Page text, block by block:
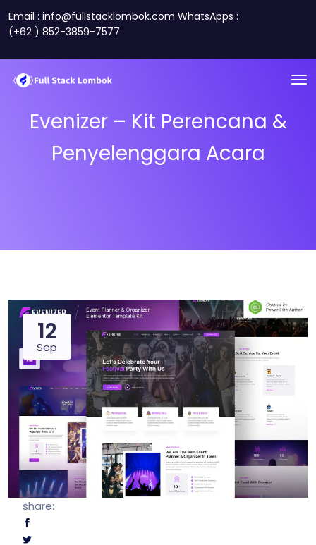
Email : info@fullstacklombok.com WhatsApps :
(+62 ) 852-3859-7577
Evenizer – Kit Perencana &
Penyelenggara Acara
12
Sep
share: